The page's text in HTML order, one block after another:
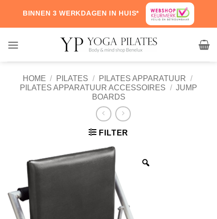
content
BINNEN 3 WERKDAGEN IN HUIS*
HOME / PILATES / PILATES APPARATUUR /
PILATES APPARATUUR ACCESSOIRES / JUMP
BOARDS
FILTER